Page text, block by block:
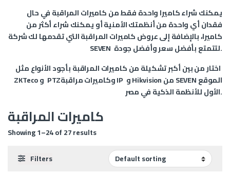
يمكنك شراء كاميرا واحدة فقط من كاميرات المراقبة في حال
فقدان أي واحدة من أنظمتك الأمنية أو يمكنك شراء أكثر من
كاميرا، بالإضافة إلى عروض كاميرات المراقبة التي تقدمها لك شركة
SEVEN لتتمتع بأفضل سعر وأفضل جودة.
اختار من بين أكبر تشكيلة من كاميرات المراقبة بأجود الأنواع مثل
ZKTeco و PTZوكاميرات مراقبة IP و Hikvision من SEVEN الموقع
الأول للأنظمة الذكية في مصر.
كاميرات المراقبة
Showing 1–24 of 27 results
Filters